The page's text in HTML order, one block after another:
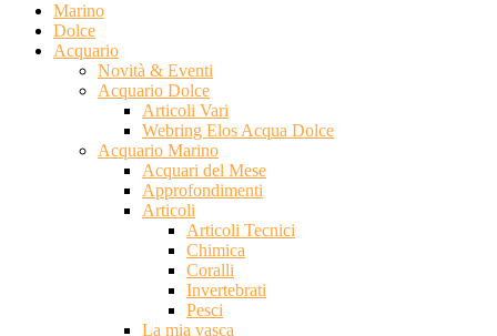
Marino
Dolce
Acquario
Novità & Eventi
Acquario Dolce
Articoli Vari
Webring Elos Acqua Dolce
Acquario Marino
Acquari del Mese
Approfondimenti
Articoli
Articoli Tecnici
Chimica
Coralli
Invertebrati
Pesci
La mia vasca